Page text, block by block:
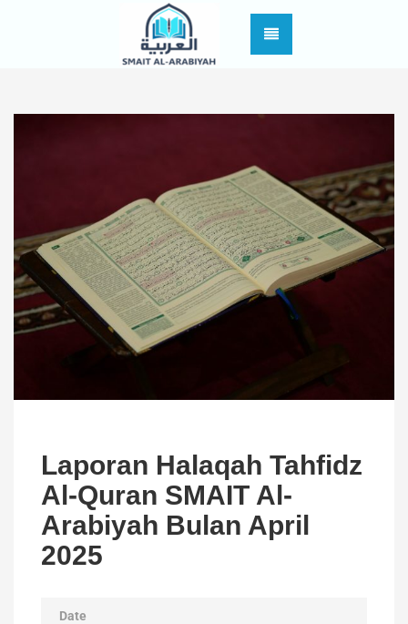
Laporan Halaqah Tahfidz
Al-Quran SMAIT Al-
Arabiyah Bulan April
2025
Date